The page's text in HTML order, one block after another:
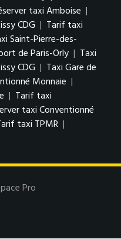
taxi Amboise |
CDG | Tarif taxi
Saint-Pierre-des-
de Paris-Orly | Taxi
CDG | Taxi Gare de
Monnaie |
| Tarif taxi
taxi Conventionné
taxi TPMR |
Pro